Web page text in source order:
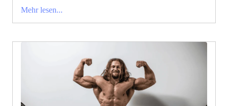
Mehr lesen...